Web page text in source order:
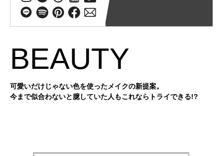
BEAUTY
可愛いだけじゃない色を使ったメイクの新提案。
今まで似合わないと臆していた人もこれならトライできる!?